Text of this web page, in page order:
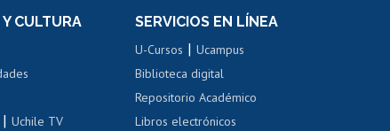
interna
uchile
Movilidad Estudiantil
Cursos de español
CULTURA
|Uchile TV
SERVICIOS EN LÍNEA
U-Cursos |Ucampus
Biblioteca digital
Repositorio Académico
Libros electrónicos